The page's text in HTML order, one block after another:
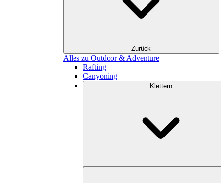
Zurück
Alles zu Outdoor & Adventure
Rafting
Canyoning
Klettern